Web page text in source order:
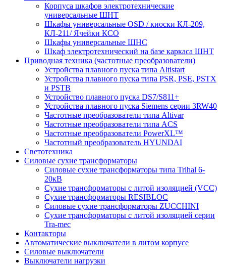
Корпуса шкафов электротехнические
универсальные ШНТ
Шкафы универсальные OSD / киоски КЛ-209,
КЛ-211/ Ячейки КСО
Шкафы универсальные ШНС
Шкаф электротехнический на базе каркаса ШНТ
Приводная техника (частотные преобразователи)
Устройства плавного пуска типа Altistart
Устройства плавного пуска типа PSR, PSE, PSTX
и PSTB
Устройство плавного пуска DS7/S811+
Устройства плавного пуска Siemens серии 3RW40
Частотные преобразователи типа Altivar
Частотные преобразователи типа ACS
Частотные преобразователи PowerXL™
Частотный преобразователь HYUNDAI
Светотехника
Силовые сухие трансформаторы
Силовые сухие трансформаторы типа Trihal 6-
20кВ
Сухие трансформаторы с литой изоляцией (VCC)
Сухие трансформаторы RESIBLOC
Силовые сухие трансформаторы ZUCCHINI
Сухие трансформаторы с литой изоляцией серии
Tra-mec
Контакторы
Автоматические выключатели в литом корпусе
Силовые выключатели
Выключатели нагрузки